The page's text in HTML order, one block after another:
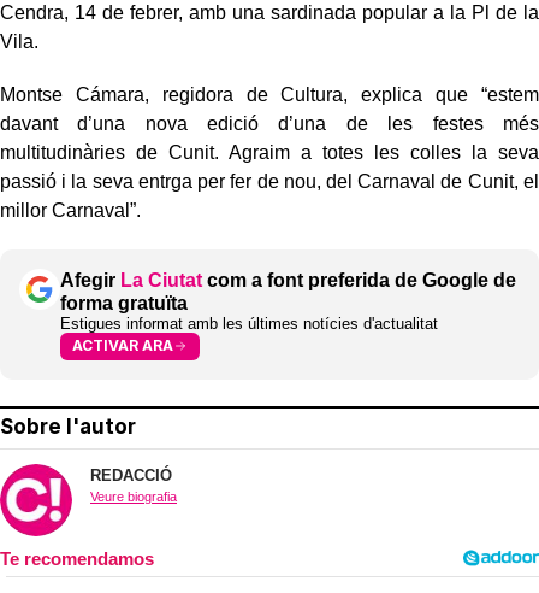
Cendra, 14 de febrer, amb una sardinada popular a la Pl de la
Vila.
Montse Cámara, regidora de Cultura, explica que “estem
davant d’una nova edició d’una de les festes més
multitudinàries de Cunit. Agraim a totes les colles la seva
passió i la seva entrga per fer de nou, del Carnaval de Cunit, el
millor Carnaval”.
Afegir La Ciutat com a font preferida de Google de
forma gratuïta
Estigues informat amb les últimes notícies d'actualitat
ACTIVAR ARA
Sobre l'autor
REDACCIÓ
Veure biografia